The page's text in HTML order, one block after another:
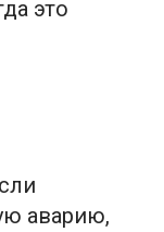
это
аварию,